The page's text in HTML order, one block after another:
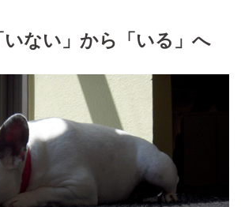
いない」から「いる」へ